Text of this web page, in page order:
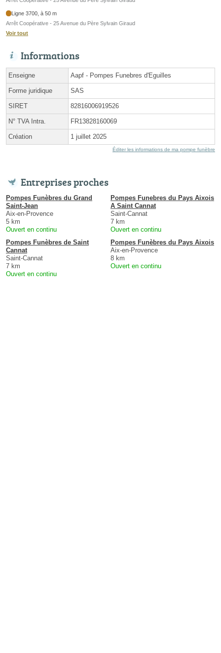
Ligne 3700, à 50 m
Arrêt Coopérative - 25 Avenue du Père Sylvain Giraud
Voir tout
Informations
Enseigne Aapf - Pompes Funebres d'Eguilles
Forme juridique SAS
SIRET 82816006919526
N° TVA Intra. FR13828160069
Création 1 juillet 2025
Éditer les informations de ma pompe funèbre
Entreprises proches
Pompes Funèbres du Grand
Saint-Jean
Aix-en-Provence
5 km
Ouvert en continu
Pompes Funebres du Pays Aixois
A Saint Cannat
Saint-Cannat
7 km
Ouvert en continu
Pompes Funèbres de Saint
Cannat
Saint-Cannat
7 km
Ouvert en continu
Pompes Funèbres du Pays Aixois
Aix-en-Provence
8 km
Ouvert en continu